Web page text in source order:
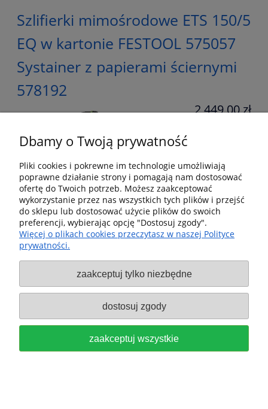
Szlifierki mimośrodowe ETS 150/5
EQ w kartonie FESTOOL 575057
Systainer z papierami ściernymi
578192
2 449,00 zł
KRĄŻEK PAPIER ŚCIERNY RUBIN
ŚREDNICA D150, GRADACJA P100,
SZTUK 1 FESTOOL 575189
Dbamy o Twoją prywatność
Pliki cookies i pokrewne im technologie umożliwiają
poprawne działanie strony i pomagają nam dostosować
ofertę do Twoich potrzeb. Możesz zaakceptować
wykorzystanie przez nas wszystkich tych plików i przejść
do sklepu lub dostosować użycie plików do swoich
preferencji, wybierając opcję "Dostosuj zgody".
Więcej o plikach cookies przeczytasz w naszej Polityce
prywatności.
zaakceptuj tylko niezbędne
dostosuj zgody
zaakceptuj wszystkie